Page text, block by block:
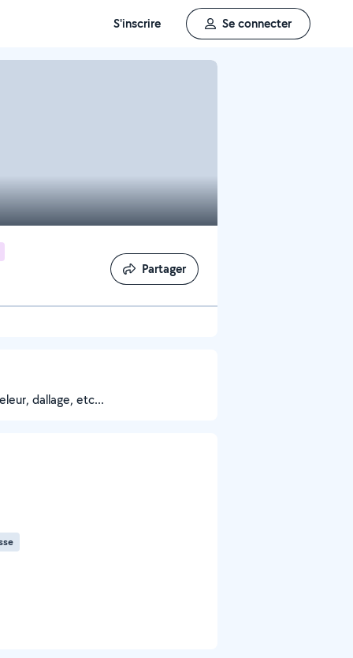
S'inscrire Se connecter
Partager
Partager
dallage, etc...